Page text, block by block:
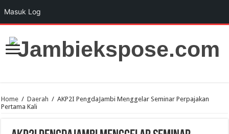
Home / Daerah / AKP2I PengdaJambi Menggelar Seminar Perpajakan
Pertama Kali
Masuk Log